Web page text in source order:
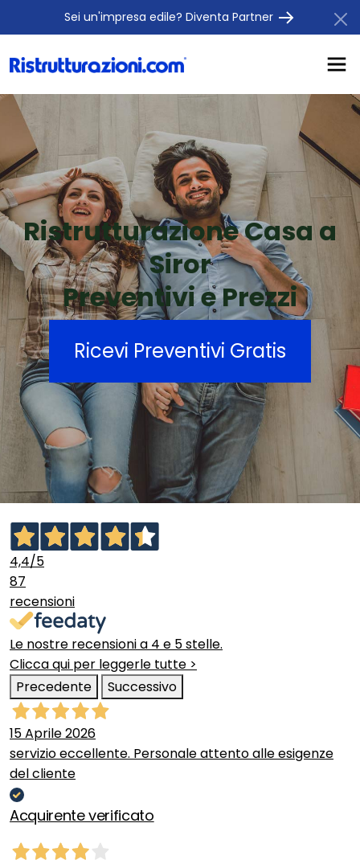
Sei un'impresa edile? Diventa Partner
Ristrutturazione Casa a
Siror
Preventivi e Prezzi
Ricevi Preventivi Gratis
4,4/5
87
recensioni
Le nostre recensioni a 4 e 5 stelle.
Clicca qui per leggerle tutte >
Precedente
Successivo
15 Aprile 2026
servizio eccellente. Personale attento alle esigenze
del cliente
Acquirente verificato